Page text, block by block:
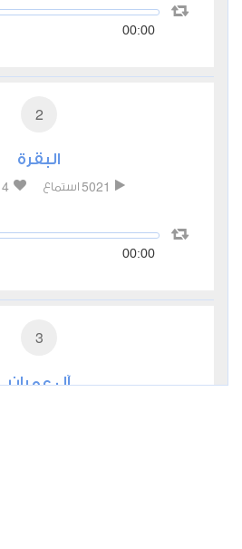
00:00
2
البقرة
5021 استماع 4
00:00
3
آل عمران